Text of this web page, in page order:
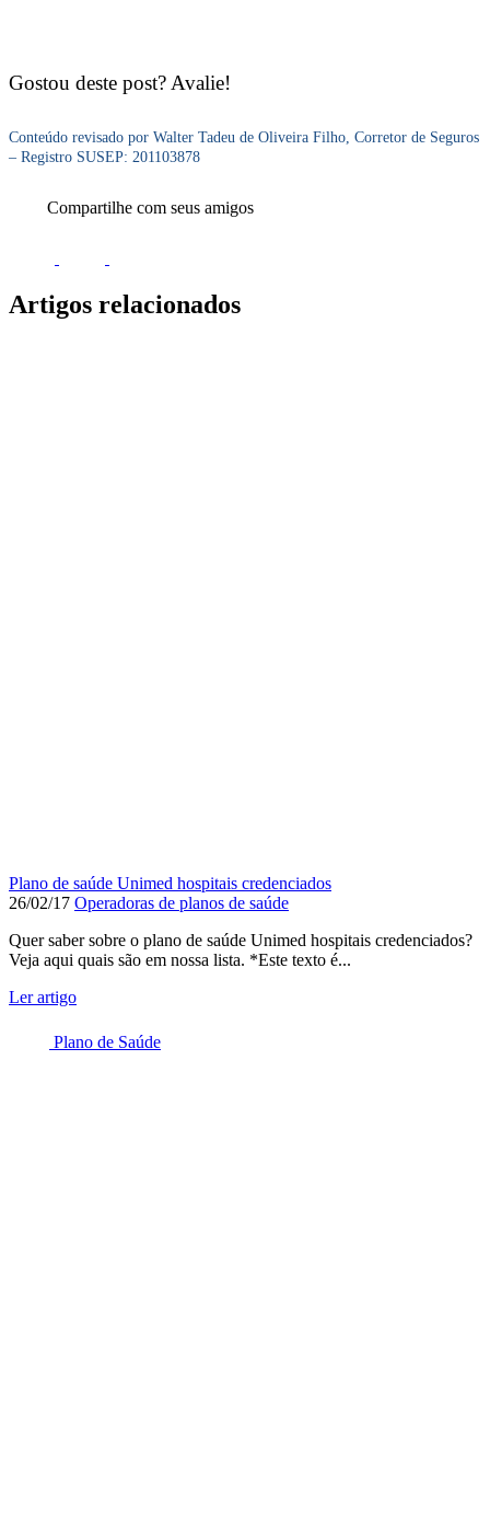
Gostou deste post? Avalie!
Conteúdo revisado por Walter Tadeu de Oliveira Filho, Corretor de Seguros
– Registro SUSEP: 201103878
Compartilhe com seus amigos
Artigos relacionados
Plano de saúde Unimed hospitais credenciados
26/02/17 Operadoras de planos de saúde
Quer saber sobre o plano de saúde Unimed hospitais credenciados?
Veja aqui quais são em nossa lista. *Este texto é...
Ler artigo
Plano de Saúde